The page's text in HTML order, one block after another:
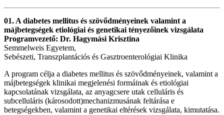
01. A diabetes mellitus és szövődményeinek valamint a
májbetegségek etiológiai és genetikai tényezőinek vizsgálata
Programvezető: Dr. Hagymási Krisztina
Semmelweis Egyetem,
Sebészeti, Transzplantációs és Gasztroenterológiai Klinika
A program célja a diabetes mellitus és szövődményeinek, valamint a
májbetegségek klinikai megjelenési formáinak és etiológiai
kapcsolatának vizsgálata, az anyagcsere utak celluláris és
subcelluláris (károsodott)mechanizmusának feltárása e
betegségekben, valamint a genetikai eltérések vizsgálata, kimutatása.